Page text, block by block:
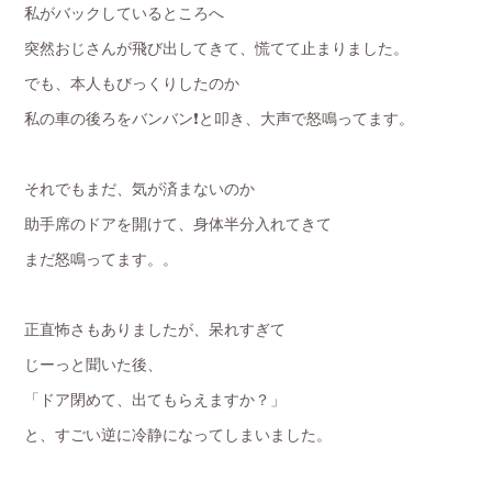
私がバックしているところへ
突然おじさんが飛び出してきて、慌てて止まりました。
でも、本人もびっくりしたのか
私の車の後ろをバンバン❗️と叩き、大声で怒鳴ってます。
それでもまだ、気が済まないのか
助手席のドアを開けて、身体半分入れてきて
まだ怒鳴ってます。。
正直怖さもありましたが、呆れすぎて
じーっと聞いた後、
「ドア閉めて、出てもらえますか？」
と、すごい逆に冷静になってしまいました。